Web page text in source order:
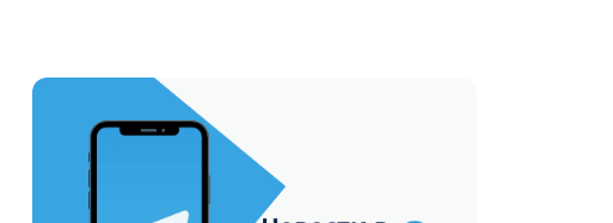
https://t.me/minskctvby